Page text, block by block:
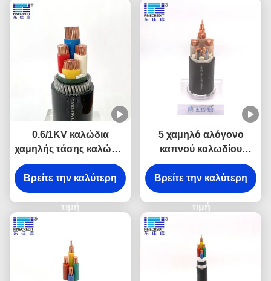
0.6/1KV καλώδια
χαμηλής τάσης καλώδια
Cu αγωγός XLPE
καλώδιο pvc μονωτικό
καλώδιο
Βρείτε την καλύτερη
τιμή
5 χαμηλό αλόγονο
καπνού καλωδίου
τροφοδοσίας χαμηλής
τάσης Xlpe 16mm2
πυρήνων ελεύθερο
Βρείτε την καλύτερη
τιμή